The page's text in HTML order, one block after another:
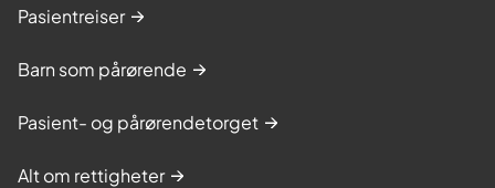
Pasientreiser
Barn som pårørende
Pasient- og pårørendetorget
Alt om rettigheter